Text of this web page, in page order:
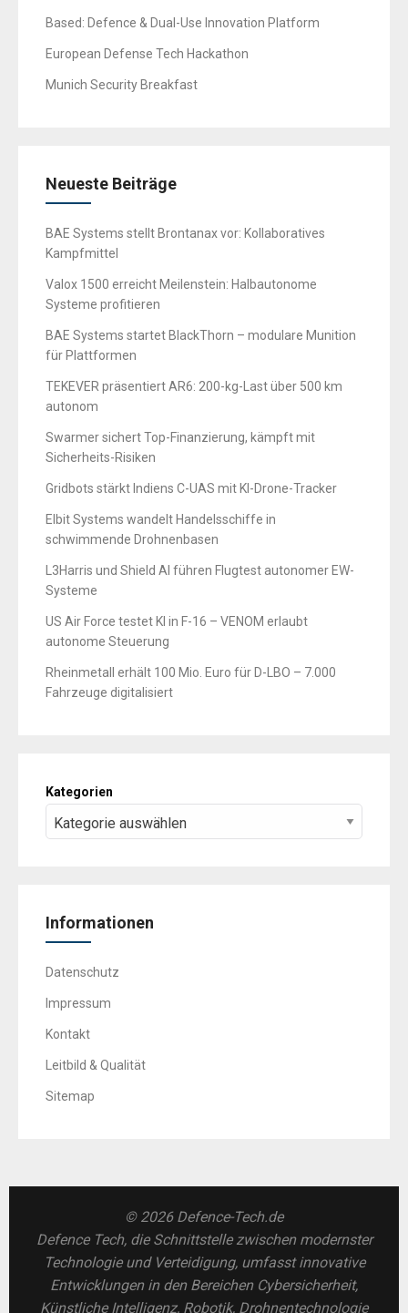
Based: Defence & Dual-Use Innovation Platform
European Defense Tech Hackathon
Munich Security Breakfast
Neueste Beiträge
BAE Systems stellt Brontanax vor: Kollaboratives
Kampfmittel
Valox 1500 erreicht Meilenstein: Halbautonome
Systeme profitieren
BAE Systems startet BlackThorn – modulare Munition
für Plattformen
TEKEVER präsentiert AR6: 200-kg-Last über 500 km
autonom
Swarmer sichert Top-Finanzierung, kämpft mit
Sicherheits-Risiken
Gridbots stärkt Indiens C-UAS mit KI-Drone-Tracker
Elbit Systems wandelt Handelsschiffe in
schwimmende Drohnenbasen
L3Harris und Shield AI führen Flugtest autonomer EW-
Systeme
US Air Force testet KI in F-16 – VENOM erlaubt
autonome Steuerung
Rheinmetall erhält 100 Mio. Euro für D-LBO – 7.000
Fahrzeuge digitalisiert
Kategorien
Informationen
Datenschutz
Impressum
Kontakt
Leitbild & Qualität
Sitemap
© 2026 Defence-Tech.de
Defence Tech, die Schnittstelle zwischen modernster
Technologie und Verteidigung, umfasst innovative
Entwicklungen in den Bereichen Cybersicherheit,
Künstliche Intelligenz, Robotik, Drohnentechnologie